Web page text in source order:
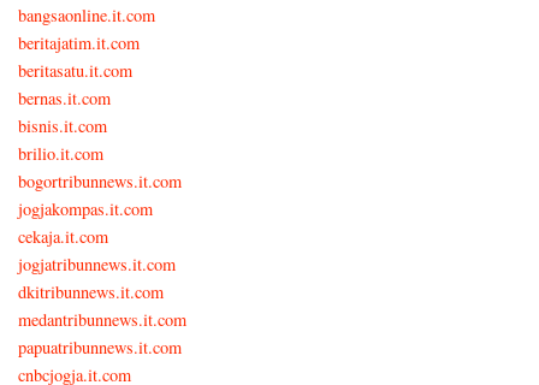
bangsaonline.it.com
beritajatim.it.com
beritasatu.it.com
bernas.it.com
bisnis.it.com
brilio.it.com
bogortribunnews.it.com
jogjakompas.it.com
cekaja.it.com
jogjatribunnews.it.com
dkitribunnews.it.com
medantribunnews.it.com
papuatribunnews.it.com
cnbcjogja.it.com